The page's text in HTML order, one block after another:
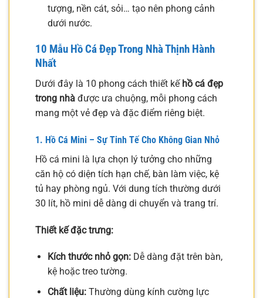
tượng, nền cát, sỏi… tạo nên phong cảnh
dưới nước.
10 Mẫu Hồ Cá Đẹp Trong Nhà Thịnh Hành
Nhất
Dưới đây là 10 phong cách thiết kế hồ cá đẹp
trong nhà được ưa chuộng, mỗi phong cách
mang một vẻ đẹp và đặc điểm riêng biệt.
1. Hồ Cá Mini – Sự Tinh Tế Cho Không Gian Nhỏ
Hồ cá mini là lựa chọn lý tưởng cho những
căn hộ có diện tích hạn chế, bàn làm việc, kệ
tủ hay phòng ngủ. Với dung tích thường dưới
30 lít, hồ mini dễ dàng di chuyển và trang trí.
Thiết kế đặc trưng:
Kích thước nhỏ gọn:Dễ dàng đặt trên bàn,
kệ hoặc treo tường.
Chất liệu:Thường dùng kính cường lực